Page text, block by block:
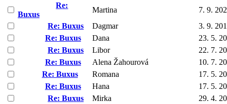
Re:
Buxus
Martina
7. 9.
Re: Buxus
Dagmar
3. 9.
Re: Buxus
Dana
23. 5.
Re: Buxus
Libor
22. 7.
Re: Buxus
Alena Žahourová
10. 7.
Re: Buxus
Romana
17. 5.
Re: Buxus
Hana
17. 5.
Re: Buxus
Mirka
29. 4.